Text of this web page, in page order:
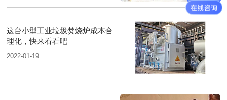
这台小型工业垃圾焚烧炉成本合
理化，快来看看吧
2022-01-19